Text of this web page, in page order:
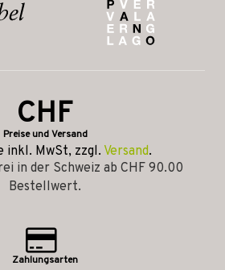
CHF
Preise und Versand
inkl. MwSt, zzgl. Versand.
in der Schweiz ab CHF 90.00
Bestellwert.
Zahlungsarten